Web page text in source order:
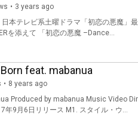
3 years ago
本テレビ系土曜ドラマ「初恋の悪魔」
を添えて 「初恋の悪魔 –Dance...
feat. mabanua
8 years ago
Produced by mabanua Music Video
ニューアルバム 「ダンサブル」2017年9月6日リリース M1. スタイル・ウ...